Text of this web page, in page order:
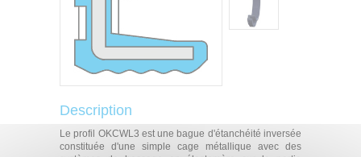
Description
Le profil OKCWL3 est une bague d'étanchéité inversée
constituée d'une simple cage métallique avec des